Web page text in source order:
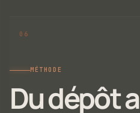
MÉTHODE
Du dépôt